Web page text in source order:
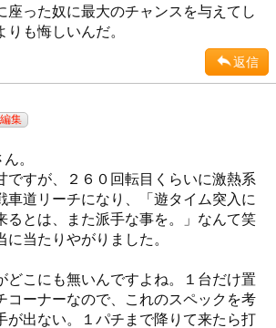
座った奴に最大のチャンスを与えてし
りも悔しいんだ。
返信
。
ですが、２６０回転目くらいに激熱系
車道リーチになり、「遊タイム突入に
るとは、また派手な事を。」なんて笑
に当たりやがりました。
どこにも無いんですよね。１台だけ置
コーナーなので、これのスペックを考
が出ない。１パチまで降りて来たら打